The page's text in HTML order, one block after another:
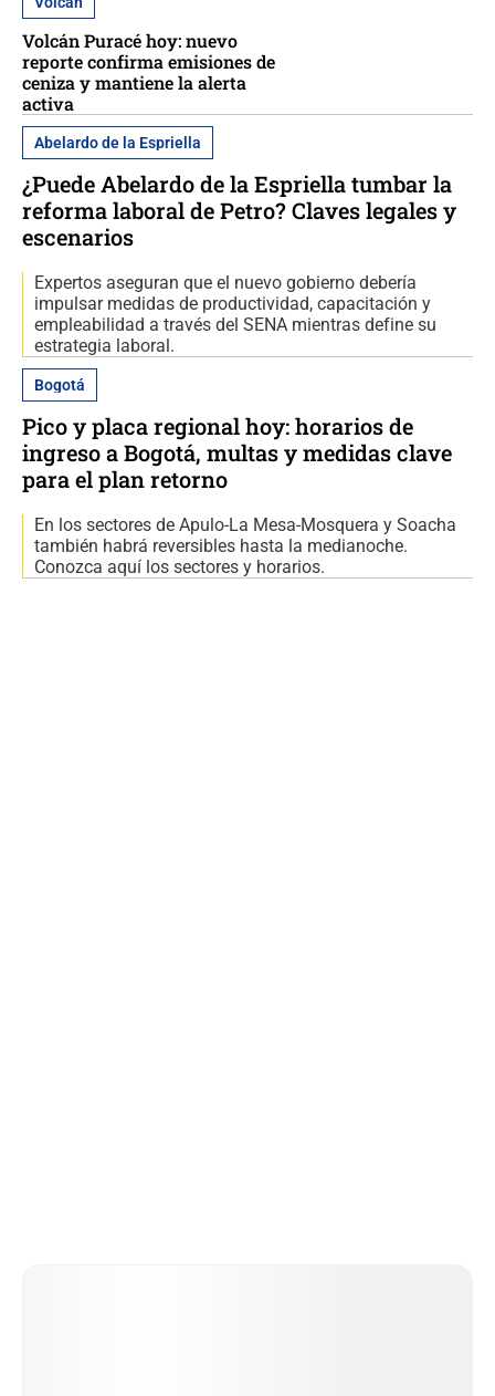
Volcán Puracé hoy: nuevo
reporte confirma emisiones de
ceniza y mantiene la alerta
activa
Abelardo de la Espriella
¿Puede Abelardo de la Espriella tumbar la
reforma laboral de Petro? Claves legales y
escenarios
Expertos aseguran que el nuevo gobierno debería
impulsar medidas de productividad, capacitación y
empleabilidad a través del SENA mientras define su
estrategia laboral.
Bogotá
Pico y placa regional hoy: horarios de
ingreso a Bogotá, multas y medidas clave
para el plan retorno
En los sectores de Apulo-La Mesa-Mosquera y Soacha
también habrá reversibles hasta la medianoche.
Conozca aquí los sectores y horarios.